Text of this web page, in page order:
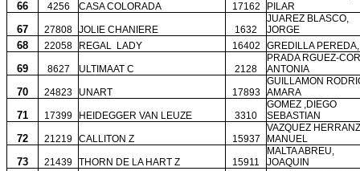
66 4256 CASA COLORADA 17162
PILAR
67 27808 JOLIE CHANIERE 1632
JUAREZ BLASCO,
JORGE
68 22058 REGAL LADY 16402 GREDILLA
69 8627 ULTIMAAT C 2128
PRADA RGUEZ-
ANTONIA
70 24823 UNART 17893
GUILLAMON
AMARA
71 17399 HEIDEGGER VAN LEUZE 3310
GOMEZ ,DIEGO
SEBASTIAN
72 21219 CALLITON Z 15937
VAZQUEZ
MANUEL
73 21439 THORN DE LA HART Z 15911
MALTA ABREU,
JOAQUIN